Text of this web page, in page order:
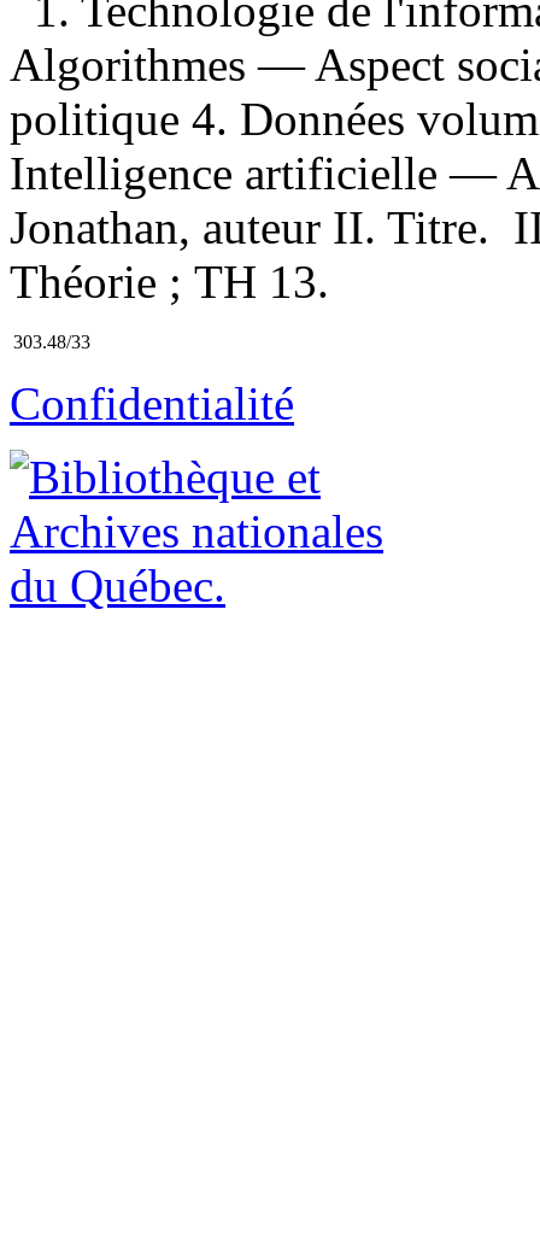
Algorithmes — Aspect
politique 4. Données
Intelligence artificielle —
Jonathan, auteur II. Titre.
Théorie ; TH 13.
303.48/33
Confidentialité